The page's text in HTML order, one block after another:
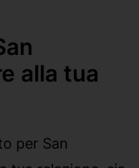
alla tua
per San